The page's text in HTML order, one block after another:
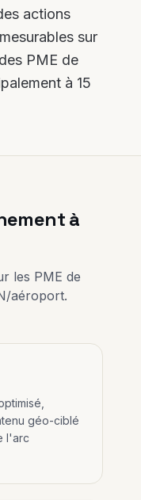
actions
sur
PME de
à 15
à
les PME de
aéroport.
géo-ciblé
l'arc